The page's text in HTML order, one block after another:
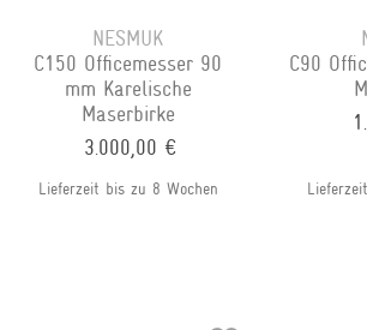
NESMUK
C150 Officemesser 90
mm Karelische
Maserbirke
3.000,00 €
Lieferzeit bis zu 8 Wochen
C90